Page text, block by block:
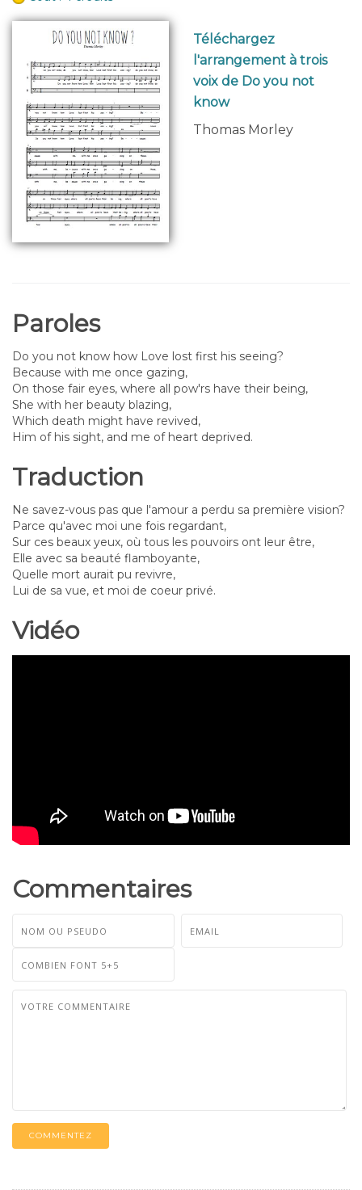
Téléchargez
l'arrangement à trois
voix de Do you not
know
Thomas Morley
Paroles
Do you not know how Love lost first his seeing?
Because with me once gazing,
On those fair eyes, where all pow'rs have their being,
She with her beauty blazing,
Which death might have revived,
Him of his sight, and me of heart deprived.
Traduction
Ne savez-vous pas que l'amour a perdu sa première vision?
Parce qu'avec moi une fois regardant,
Sur ces beaux yeux, où tous les pouvoirs ont leur être,
Elle avec sa beauté flamboyante,
Quelle mort aurait pu revivre,
Lui de sa vue, et moi de coeur privé.
Vidéo
Commentaires
COMMENTEZ